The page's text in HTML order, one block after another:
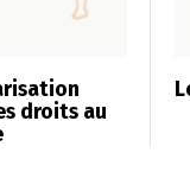
droits au